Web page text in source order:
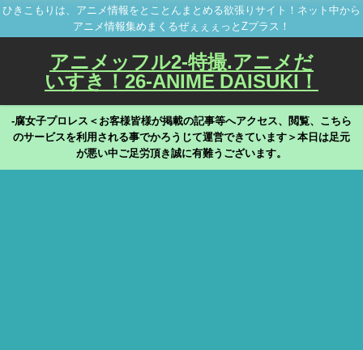
ひきこもりは、アニメ情報をとことんまとめる欲張りサイト！ネット中から
アニメ情報集めまくるぜぇぇぇっとZプラス！
アニメッフル2-特撮.アニメだ
いすき！26-ANIME DAISUKI！
-腐女子プロレス＜お客様皆様が掲載の記事等へアクセス、閲覧、こちら
のサービスを利用される事でかろうじて運営できています＞本日は足元
が悪い中ご足労頂き誠に有難うございます。